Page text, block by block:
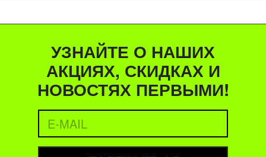
УЗНАЙТЕ О НАШИХ
АКЦИЯХ, СКИДКАХ И
НОВОСТЯХ ПЕРВЫМИ!